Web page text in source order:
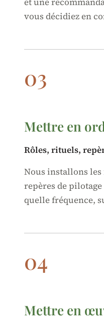
vous décidiez en
03
Mettre en
Rôles, rituels,
Nous installons
repères de
quelle fréquence,
04
Mettre en